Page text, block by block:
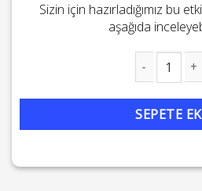
Sizin için hazırladığımız bu
aşağıda
SEPETE